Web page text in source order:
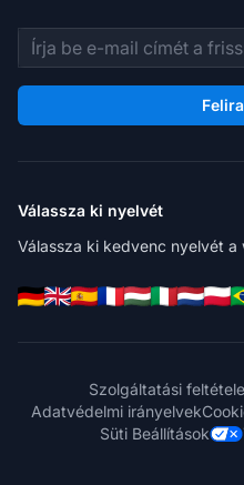
E-mail cím
Válassza ki nyelvét
Válassza ki kedvenc nyelvét a
Szolgáltatási
Adatvédelmi irányelvek
Süti Beállítások